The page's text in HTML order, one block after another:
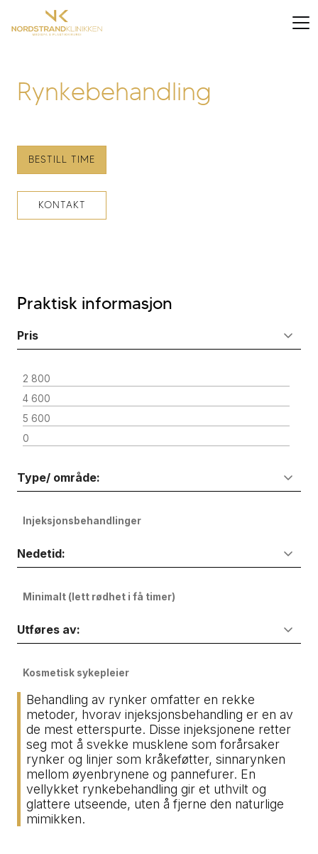
Rynkebehandling
BESTILL TIME
KONTAKT
Praktisk informasjon
Pris
2 800
4 600
5 600
0
Type/ område:
Injeksjonsbehandlinger
Nedetid:
Minimalt (lett rødhet i få timer)
Utføres av:
Kosmetisk sykepleier
Behandling av rynker omfatter en rekke
metoder, hvorav injeksjonsbehandling er en av
de mest etterspurte. Disse injeksjonene retter
seg mot å svekke musklene som forårsaker
rynker og linjer som kråkeføtter, sinnarynken
mellom øyenbrynene og pannefurer. En
vellykket rynkebehandling gir et uthvilt og
glattere utseende, uten å fjerne den naturlige
mimikken.